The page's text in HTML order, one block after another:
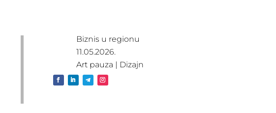
Biznis u regionu
11.05.2026.
Art pauza | Dizajn